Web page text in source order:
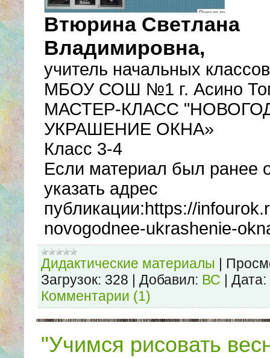
Втюрина Светлана
Владимировна,
учитель начальных классов
МБОУ СОШ №1 г. Асино
МАСТЕР-КЛАСС
УКРАШЕНИЕ ОКНА»
Класс 3-4
Если материал был ранее
указать адрес
публикации:https://
novogodnee-ukrashenie-
Дидактические материалы |
Загрузок: 328 | Добавил: ВС | Дата:
Комментарии (1)
"Учимся рисовать